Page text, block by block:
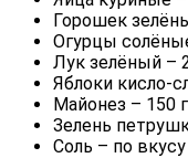
Горошек
Огурцы
Лук зелёный –
Яблоки кисло-
Майонез – 150 г
Зелень
Соль – по вкусу